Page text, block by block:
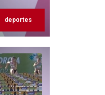
deportes